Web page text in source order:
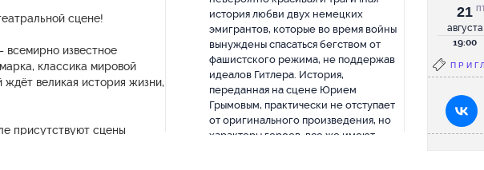
сцене!
всемирно известное
классика мировой
ждёт великая история жизни,
присутствуют сцены
здоровью!
история любви двух немецких
эмигрантов, которые во время войны
вынуждены спасаться бегством от
фашистского режима, не поддержав
идеалов Гитлера. История,
переданная на сцене Юрием
Грымовым, практически не отступает
от оригинального произведения, но
характеры героев, все же имеют
21
августа
19:00